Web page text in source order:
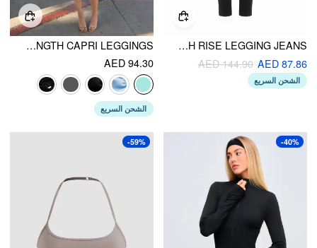
STRETCH CIDER DENIM HIGH RISE LEGGING JEANS
AED 87.86
AED 144.90
الشحن السريع
LOW RISE HIGH STRETCH SPLIT KNEE LENGTH CAPRI LEGGINGS
AED 94.30
الشحن السريع
-40%
-59%